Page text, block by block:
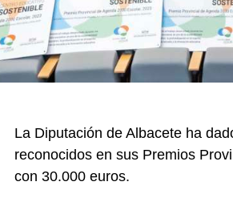
La Diputación de Albacete ha
reconocidos en sus Premios
con 30.000 euros.